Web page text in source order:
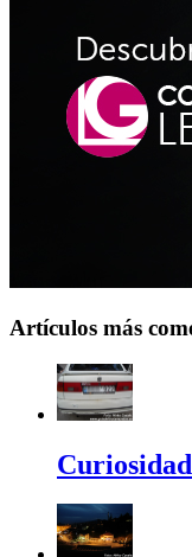
Artículos más